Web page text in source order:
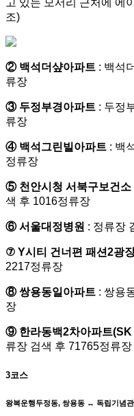
고 있는 모서리 근처에 에
조)
② 백석더샾아파트 : 백석
류장
③ 두정부경아파트 : 두정
류장
④ 백석그린빌아파트 : 백
정류장
⑤ 천안시청 서북구보건소
색 후 1016정류장
⑥ 서울대정병원 : 정류장
⑦ Y시티 건너편 패션2광
2217정류장
⑧ 쌍용동일아파트 : 쌍용
장
⑨ 한라동백2차아파트(SK
류장 검색 후 71765정류장
3코스
왕복운행두정동, 쌍용동 ↔ 독립기념관